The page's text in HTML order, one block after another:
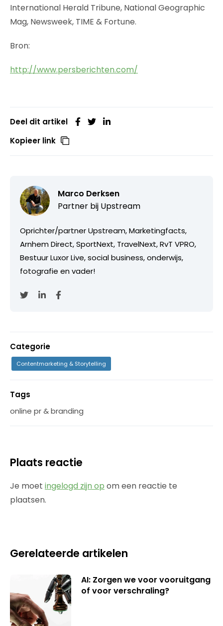
International Herald Tribune, National Geographic
Mag, Newsweek, TIME & Fortune.
Bron:
http://www.persberichten.com/
Deel dit artikel
Kopieer link
Marco Derksen
Partner bij Upstream
Oprichter/partner Upstream, Marketingfacts,
Arnhem Direct, SportNext, TravelNext, RvT VPRO,
Bestuur Luxor Live, social business, onderwijs,
fotografie en vader!
Categorie
Contentmarketing & Storytelling
Tags
online pr & branding
Plaats reactie
Je moet ingelogd zijn op om een reactie te
plaatsen.
Gerelateerde artikelen
AI: Zorgen we voor vooruitgang
of voor verschraling?